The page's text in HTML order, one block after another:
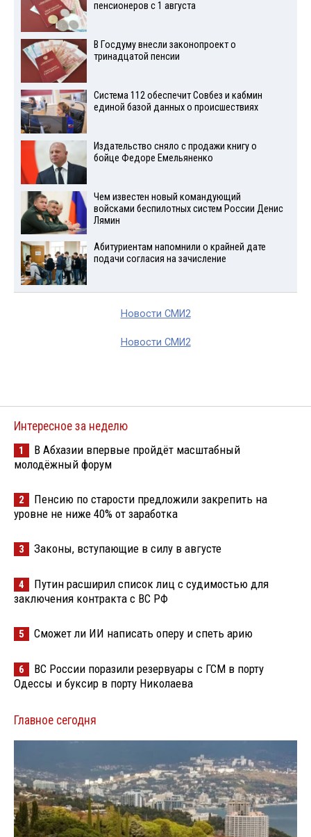
пенсионеров с 1 августа
В Госдуму внесли законопроект о
тринадцатой пенсии
Система 112 обеспечит Совбез и кабмин
единой базой данных о происшествиях
Издательство сняло с продажи книгу о
бойце Федоре Емельяненко
Чем известен новый командующий
войсками беспилотных систем России Денис
Лямин
Абитуриентам напомнили о крайней дате
подачи согласия на зачисление
Новости СМИ2
Новости СМИ2
Интересное за неделю
1
В Абхазии впервые пройдёт масштабный
молодёжный форум
2
Пенсию по старости предложили закрепить на
уровне не ниже 40% от заработка
3 Законы, вступающие в силу в августе
4
Путин расширил список лиц с судимостью для
заключения контракта с ВС РФ
5 Сможет ли ИИ написать оперу и спеть арию
6
ВС России поразили резервуары с ГСМ в порту
Одессы и буксир в порту Николаева
Главное сегодня